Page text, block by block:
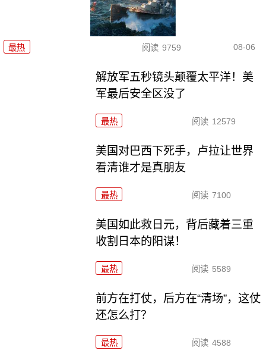
最热 阅读 9759 08-06
解放军五秒镜头颠覆太平洋！美
军最后安全区没了
最热 阅读 12579
美国对巴西下死手，卢拉让世界
看清谁才是真朋友
最热 阅读 7100
美国如此救日元，背后藏着三重
收割日本的阳谋！
最热 阅读 5589
前方在打仗，后方在“清场”，这仗
还怎么打？
最热 阅读 4588